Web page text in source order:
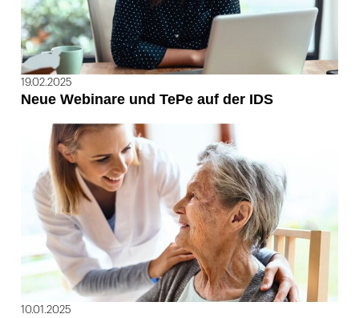
19.02.2025
Neue Webinare und TePe auf der IDS
10.01.2025